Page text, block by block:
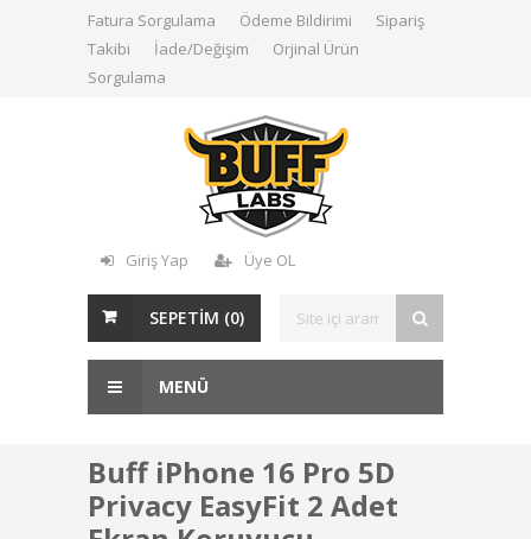
Fatura Sorgulama Ödeme Bildirimi
Sipariş
Takibi
İade/Değişim
Orjinal Ürün
Sorgulama
Giriş Yap Üye OL
SEPETİM (0)
MENÜ
Buff iPhone 16 Pro 5D
Privacy EasyFit 2 Adet